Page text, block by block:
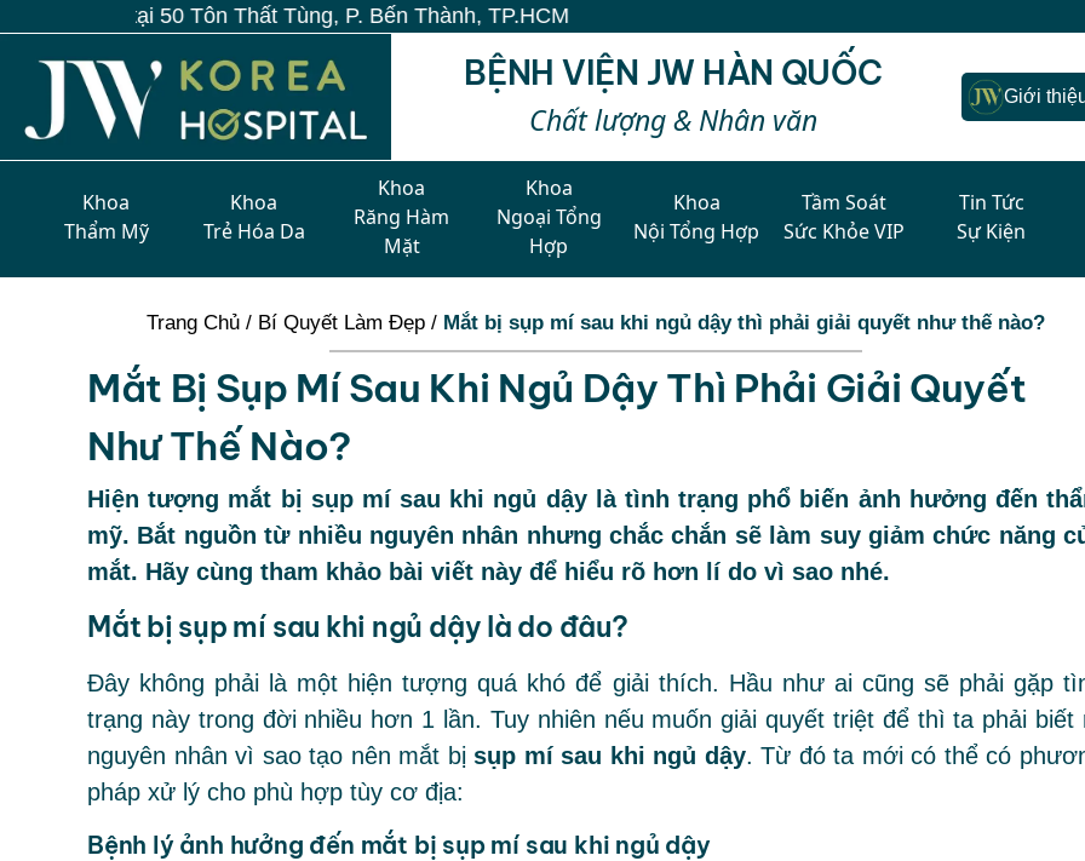
Thất Tùng, P. Bến Thành, TP.HCM
BỆNH VIỆN JW HÀN QUỐC
Chất lượng & Nhân văn
Giới
Khoa
Thẩm Mỹ
Khoa
Trẻ Hóa Da
Khoa
Răng Hàm
Mặt
Khoa
Ngoại Tổng
Hợp
Khoa
Nội Tổng Hợp
Tầm Soát
Sức Khỏe VIP
Tin Tức
Sự Kiện
Trang Chủ / Bí Quyết Làm Đẹp / Mắt bị sụp mí sau khi ngủ dậy thì phải giải quyết như thế nào?
Mắt Bị Sụp Mí Sau Khi Ngủ Dậy Thì Phải Giải Quyết
Như Thế Nào?
Hiện tượng mắt bị sụp mí sau khi ngủ dậy là tình trạng phổ biến ảnh hưởng đến
mỹ. Bắt nguồn từ nhiều nguyên nhân nhưng chắc chắn sẽ làm suy giảm chức năng
mắt. Hãy cùng tham khảo bài viết này để hiểu rõ hơn lí do vì sao nhé.
Mắt bị sụp mí sau khi ngủ dậy là do đâu?
Đây không phải là một hiện tượng quá khó để giải thích. Hầu như ai cũng sẽ phải gặp
trạng này trong đời nhiều hơn 1 lần. Tuy nhiên nếu muốn giải quyết triệt để thì ta phải biết
nguyên nhân vì sao tạo nên mắt bịsụp mí sau khi ngủ dậy. Từ đó ta mới có thể có
pháp xử lý cho phù hợp tùy cơ địa:
Bệnh lý ảnh hưởng đến mắt bị sụp mí sau khi ngủ dậy